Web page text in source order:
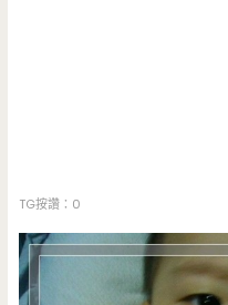
TG按讚：0